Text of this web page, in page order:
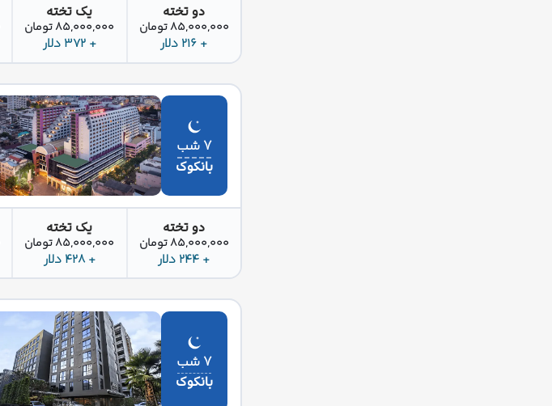
دو تخته
85,000,000 تومان
+ 216 دلار
یک تخته
85,000,000 تومان
+ 372 دلار
۷ شب
بانکوک
دو تخته
85,000,000 تومان
+ 244 دلار
یک تخته
85,000,000 تومان
+ 428 دلار
۷ شب
بانکوک